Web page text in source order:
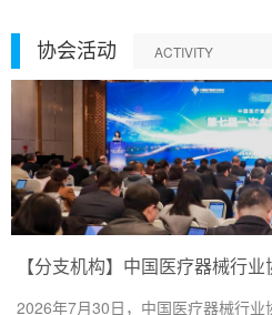
协会活动 ACTIVITY
2026年7月30日，中国医疗器械行